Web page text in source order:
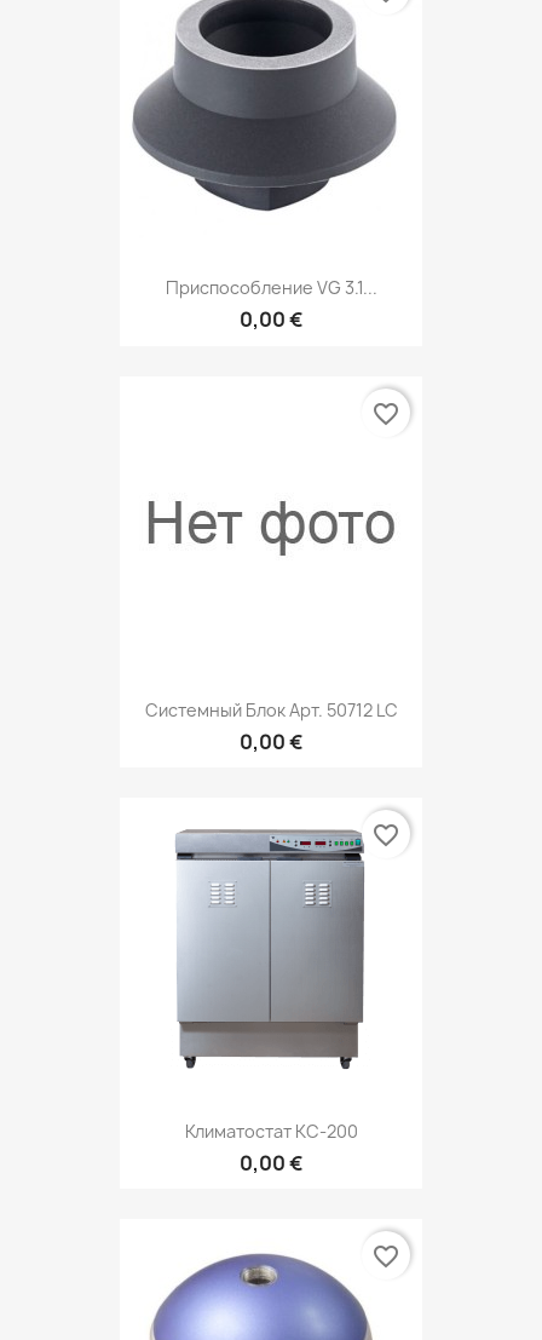
Приспособление VG 3.1...
0,00 €
Системный Блок Арт. 50712 LC
0,00 €
favorite_border
Климатостат КС-200
0,00 €
favorite_border
favorite_border